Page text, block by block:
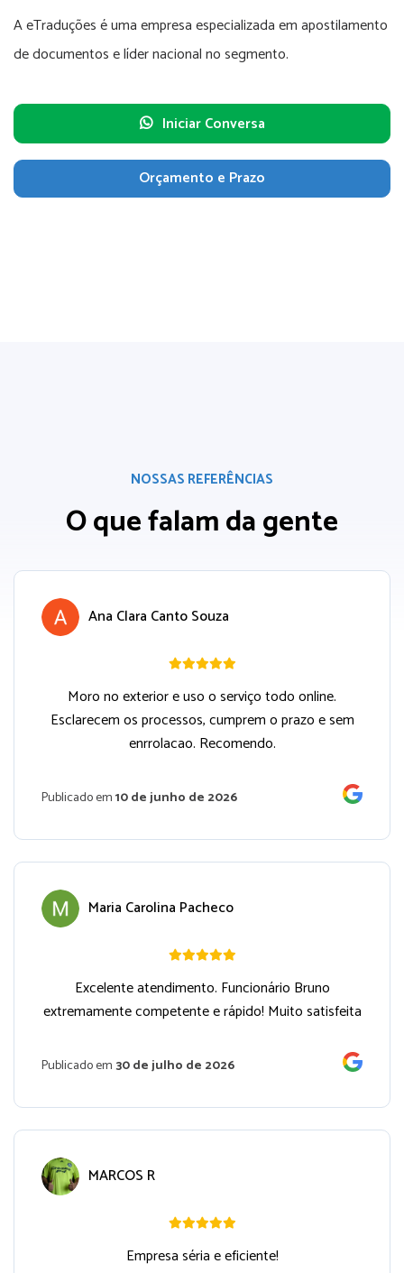
A eTraduções é uma empresa especializada em apostilamento
de documentos e líder nacional no segmento.
Iniciar Conversa
Orçamento e Prazo
NOSSAS REFERÊNCIAS
O que falam da gente
Ana Clara Canto Souza
Moro no exterior e uso o serviço todo online.
Esclarecem os processos, cumprem o prazo e sem
enrrolacao. Recomendo.
Publicado em10 de junho de 2026
Maria Carolina Pacheco
Excelente atendimento. Funcionário Bruno
extremamente competente e rápido! Muito satisfeita
Publicado em30 de julho de 2026
MARCOS R
Empresa séria e eficiente!